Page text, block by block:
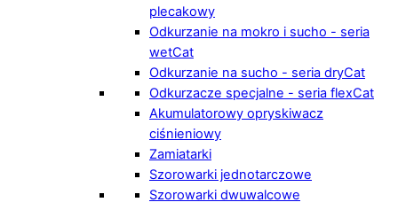
plecakowy
Odkurzanie na mokro i sucho - seria
wetCat
Odkurzanie na sucho - seria dryCat
Odkurzacze specjalne - seria flexCat
Akumulatorowy opryskiwacz
ciśnieniowy
Zamiatarki
Szorowarki jednotarczowe
Szorowarki dwuwalcowe